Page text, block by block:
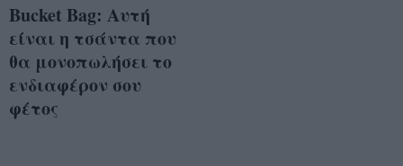
Bucket Bag: Αυτή
είναι η τσάντα που
θα μονοπωλήσει το
ενδιαφέρον σου
φέτος